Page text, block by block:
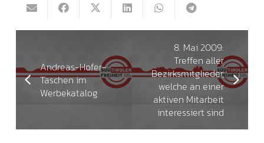
Andreas-Hofer-
Taschen im
Werbekatalog
8. Mai 2009:
Treffen aller
Bezirksmitglieder,
welche an einer
aktiven Mitarbeit
interessiert sind